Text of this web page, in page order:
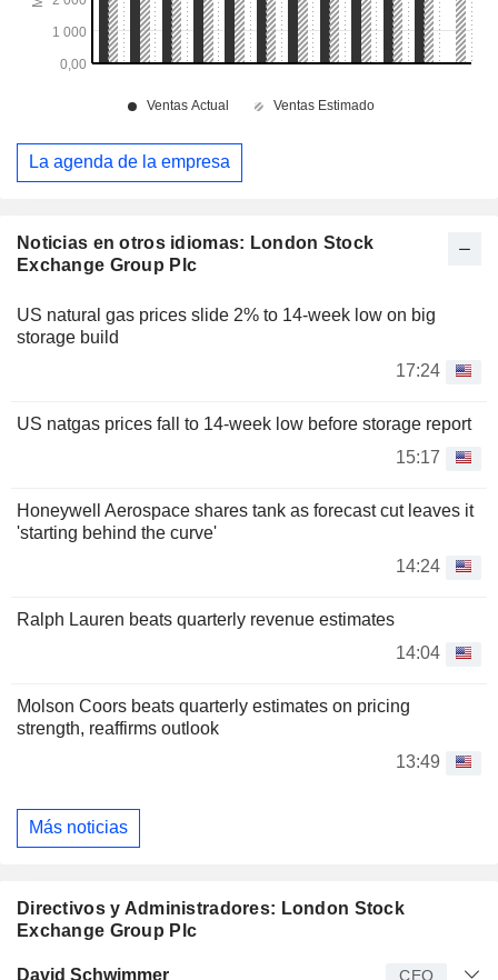
Noticias en otros idiomas: London Stock
Exchange Group Plc
US natural gas prices slide 2% to 14-week low on big
storage build
17:24
US natgas prices fall to 14-week low before storage report
15:17
Honeywell Aerospace shares tank as forecast cut leaves it
'starting behind the curve'
14:24
Ralph Lauren beats quarterly revenue estimates
14:04
Molson Coors beats quarterly estimates on pricing
strength, reaffirms outlook
13:49
Más noticias
Directivos y Administradores: London Stock
Exchange Group Plc
Director Puesto Edad
David Schwimmer CEO
La agenda de la empresa